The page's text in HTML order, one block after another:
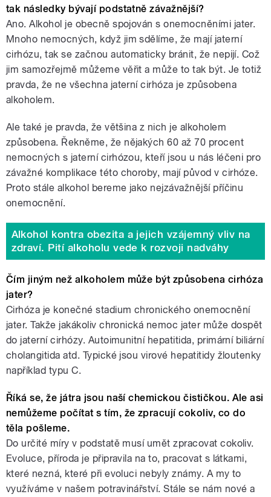
tak následky bývají podstatně závažnější?
Ano. Alkohol je obecně spojován s onemocněními jater.
Mnoho nemocných, když jim sdělíme, že mají jaterní
cirhózu, tak se začnou automaticky bránit, že nepijí. Což
jim samozřejmě můžeme věřit a může to tak být. Je totiž
pravda, že ne všechna jaterní cirhóza je způsobena
alkoholem.
Ale také je pravda, že většina z nich je alkoholem
způsobena. Řekněme, že nějakých 60 až 70 procent
nemocných s jaterní cirhózou, kteří jsou u nás léčeni pro
závažné komplikace této choroby, mají původ v cirhóze.
Proto stále alkohol bereme jako nejzávažnější příčinu
onemocnění.
Alkohol kontra obezita a jejich vzájemný vliv na
zdraví. Pití alkoholu vede k rozvoji nadváhy
Čím jiným než alkoholem může být způsobena cirhóza
jater?
Cirhóza je konečné stadium chronického onemocnění
jater. Takže jakákoliv chronická nemoc jater může dospět
do jaterní cirhózy. Autoimunitní hepatitida, primární biliární
cholangitida atd. Typické jsou virové hepatitidy žloutenky
například typu C.
Říká se, že játra jsou naší chemickou čističkou. Ale asi
nemůžeme počítat s tím, že zpracují cokoliv, co do
těla pošleme.
Do určité míry v podstatě musí umět zpracovat cokoliv.
Evoluce, příroda je připravila na to, pracovat s látkami,
které nezná, které při evoluci nebyly známy. A my to
využíváme v našem potravinářství. Stále se nám nové a